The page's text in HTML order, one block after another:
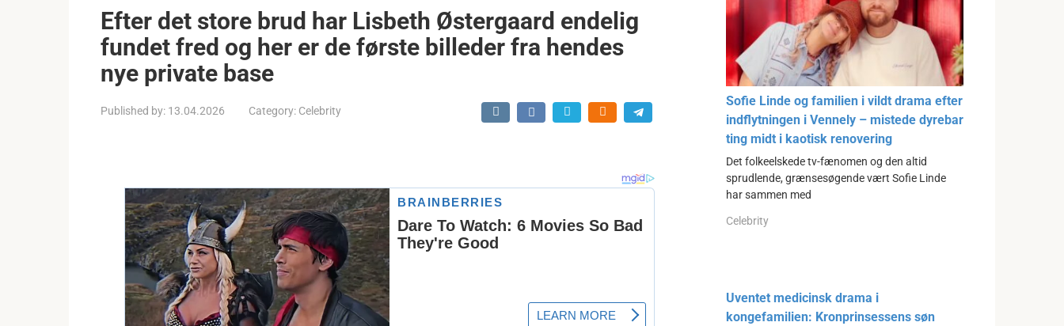
Efter det store brud har Lisbeth Østergaard endelig
fundet fred og her er de første billeder fra hendes
nye private base
Published by: 13.04.2026 Category: Celebrity
Sofie Linde og familien i vildt drama efter
indflytningen i Vennely – mistede dyrebar
ting midt i kaotisk renovering
Det folkeelskede tv-fænomen og den altid
sprudlende, grænsesøgende vært Sofie Linde
har sammen med
Celebrity
Uventet medicinsk drama i
kongefamilien: Kronprinsessens søn